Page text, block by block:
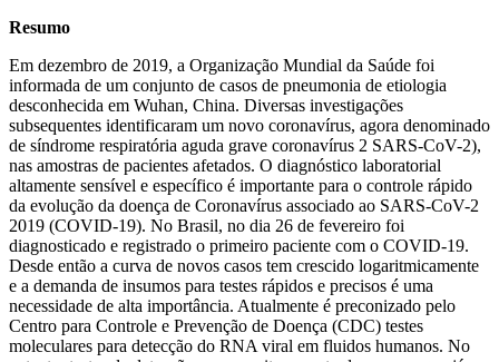
Resumo
Em dezembro de 2019, a Organização Mundial da Saúde foi
informada de um conjunto de casos de pneumonia de etiologia
desconhecida em Wuhan, China. Diversas investigações
subsequentes identificaram um novo coronavírus, agora denominado
de síndrome respiratória aguda grave coronavírus 2 SARS-CoV-2),
nas amostras de pacientes afetados. O diagnóstico laboratorial
altamente sensível e específico é importante para o controle rápido
da evolução da doença de Coronavírus associado ao SARS-CoV-2
2019 (COVID-19). No Brasil, no dia 26 de fevereiro foi
diagnosticado e registrado o primeiro paciente com o COVID-19.
Desde então a curva de novos casos tem crescido logaritmicamente
e a demanda de insumos para testes rápidos e precisos é uma
necessidade de alta importância. Atualmente é preconizado pelo
Centro para Controle e Prevenção de Doença (CDC) testes
moleculares para detecção do RNA viral em fluidos humanos. No